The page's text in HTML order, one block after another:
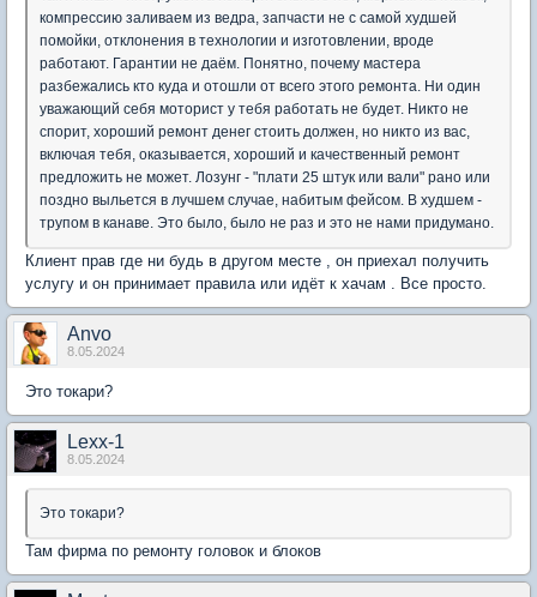
компрессию заливаем из ведра, запчасти не с самой худшей
помойки, отклонения в технологии и изготовлении, вроде
работают. Гарантии не даём. Понятно, почему мастера
разбежались кто куда и отошли от всего этого ремонта. Ни один
уважающий себя моторист у тебя работать не будет. Никто не
спорит, хороший ремонт денег стоить должен, но никто из вас,
включая тебя, оказывается, хороший и качественный ремонт
предложить не может. Лозунг - "плати 25 штук или вали" рано или
поздно выльется в лучшем случае, набитым фейсом. В худшем -
трупом в канаве. Это было, было не раз и это не нами придумано.
Клиент прав где ни будь в другом месте , он приехал получить
услугу и он принимает правила или идёт к хачам . Все просто.
Anvo
8.05.2024
Это токари?
Lexx-1
8.05.2024
Это токари?
Там фирма по ремонту головок и блоков